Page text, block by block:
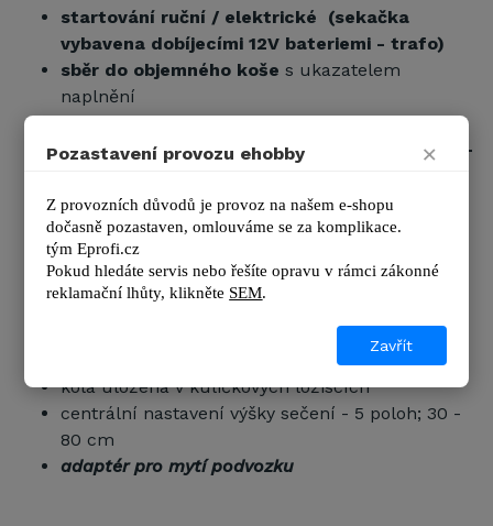
startování ruční / elektrické (sekačka
vybavena dobíjecími 12V bateriemi - trafo)
sběr do objemného koše s ukazatelem
naplnění
pojezd
variabilní rychlosti pojezdu daná motorem (3-
mulčování
boční výhoz
masivní ocelový podvozek
měkčená rukojeť - lze sklopit při transportu
nebo uložení
velká kola - průměr přední/zadní: 180/255 mm
kola uložena v kuličkových ložiscích
centrální nastavení výšky sečení - 5 poloh; 30 -
80 cm
adaptér pro mytí podvozku
Pozastavení provozu ehobby ×
Z provozních důvodů je provoz na našem e-shopu
dočasně pozastaven, omlouváme se za komplikace.
tým Eprofi.cz
Pokud hledáte servis nebo řešíte opravu v rámci zákonné
reklamační lhůty, klikněte SEM.
Zavřít